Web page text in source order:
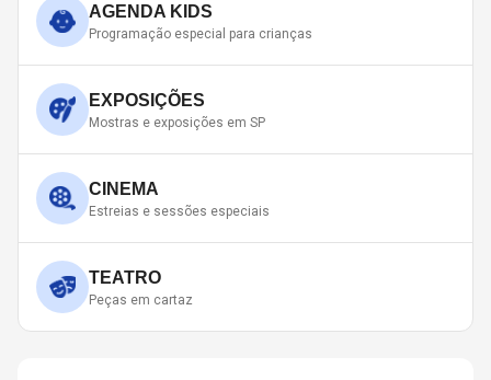
AGENDA KIDS
Programação especial para crianças
EXPOSIÇÕES
Mostras e exposições em SP
CINEMA
Estreias e sessões especiais
TEATRO
Peças em cartaz